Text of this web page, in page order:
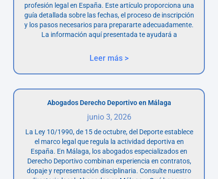
profesión legal en España. Este artículo proporciona una
guía detallada sobre las fechas, el proceso de inscripción
y los pasos necesarios para prepararte adecuadamente.
La información aquí presentada te ayudará a
Leer más >
Abogados Derecho Deportivo en Málaga
junio 3, 2026
La Ley 10/1990, de 15 de octubre, del Deporte establece
el marco legal que regula la actividad deportiva en
España. En Málaga, los abogados especializados en
Derecho Deportivo combinan experiencia en contratos,
dopaje y representación disciplinaria. Consulte nuestro